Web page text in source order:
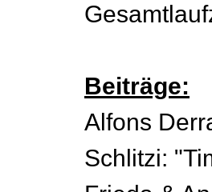
Beiträge:
Alfons
Schlitzi: